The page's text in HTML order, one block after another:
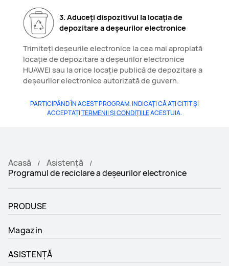
3. Aduceți dispozitivul la locația de
depozitare a deșeurilor electronice
Trimiteți deșeurile electronice la cea mai apropiată
locație de depozitare a deșeurilor electronice
HUAWEI sau la orice locație publică de depozitare a
deșeurilor electronice autorizată de guvern.
PARTICIPÂND ÎN ACEST PROGRAM, INDICAȚI CĂ AȚI CITIT ȘI
ACCEPTAȚITERMENII ȘI CONDIȚIILEACESTUIA.
Acasă
Asistență
Programul de reciclare a deșeurilor electronice
PRODUSE
Magazin
ASISTENȚĂ